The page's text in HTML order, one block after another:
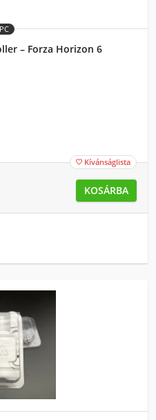
PC
– Forza Horizon 6
 Kívánságlista
KOSÁRBA